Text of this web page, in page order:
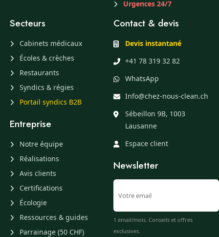
Urgences 24/7
Secteurs
Cabinets médicaux
Écoles & crèches
Restaurants
Syndics & régies
Portail syndics B2B
Entreprise
Notre équipe
Réalisations
Avis clients
Certifications
Écologie
Ressources & guides
Parrainage (50 CHF)
Contact & devis
Devis instantané
+41 78 319 32 82
WhatsApp
Info@chez-nous-clean.ch
Sébeillon 9B, 1003
Lausanne
Espace client
Newsletter
1 email/mois. Conseils et offres
exclusives.